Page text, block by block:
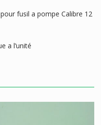
fusil a pompe Calibre 12
a l’unité